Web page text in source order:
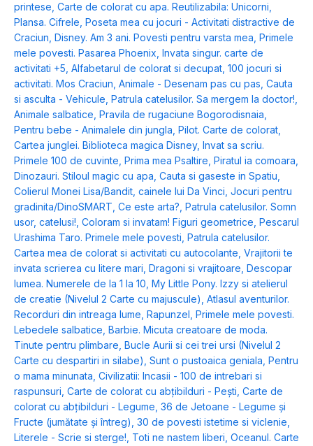
printese, Carte de colorat cu apa. Reutilizabila: Unicorni,
Plansa. Cifrele, Poseta mea cu jocuri - Activitati distractive de
Craciun, Disney. Am 3 ani. Povesti pentru varsta mea, Primele
mele povesti. Pasarea Phoenix, Invata singur. carte de
activitati +5, Alfabetarul de colorat si decupat, 100 jocuri si
activitati. Mos Craciun, Animale - Desenam pas cu pas, Cauta
si asculta - Vehicule, Patrula catelusilor. Sa mergem la doctor!,
Animale salbatice, Pravila de rugaciune Bogorodisnaia,
Pentru bebe - Animalele din jungla, Pilot. Carte de colorat,
Cartea junglei. Biblioteca magica Disney, Invat sa scriu.
Primele 100 de cuvinte, Prima mea Psaltire, Piratul ia comoara,
Dinozauri. Stiloul magic cu apa, Cauta si gaseste in Spatiu,
Colierul Monei Lisa/Bandit, cainele lui Da Vinci, Jocuri pentru
gradinita/DinoSMART, Ce este arta?, Patrula catelusilor. Somn
usor, catelusi!, Coloram si invatam! Figuri geometrice, Pescarul
Urashima Taro. Primele mele povesti, Patrula catelusilor.
Cartea mea de colorat si activitati cu autocolante, Vrajitorii te
invata scrierea cu litere mari, Dragoni si vrajitoare, Descopar
lumea. Numerele de la 1 la 10, My Little Pony. Izzy si atelierul
de creatie (Nivelul 2 Carte cu majuscule), Atlasul aventurilor.
Recorduri din intreaga lume, Rapunzel , Primele mele povesti.
Lebedele salbatice, Barbie. Micuta creatoare de moda.
Tinute pentru plimbare, Bucle Aurii si cei trei ursi (Nivelul 2
Carte cu despartiri in silabe), Sunt o pustoaica geniala, Pentru
o mama minunata, Civilizatii: Incasii - 100 de intrebari si
raspunsuri, Carte de colorat cu abțibilduri - Pești, Carte de
colorat cu abțibilduri - Legume, 36 de Jetoane - Legume și
Fructe (jumătate și întreg), 30 de povesti istetime si viclenie,
Literele - Scrie si sterge!, Toti ne nastem liberi, Oceanul. Carte